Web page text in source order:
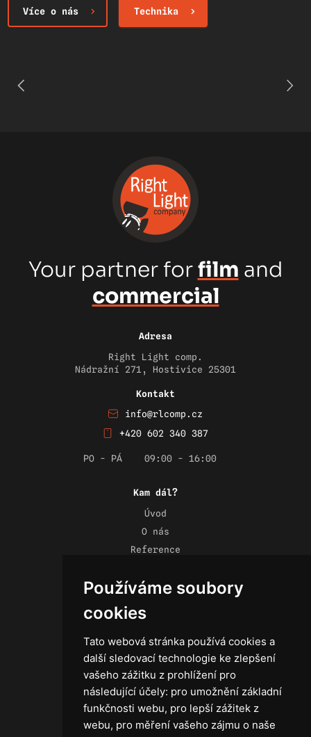
Používáme soubory
cookies
Tato webová stránka používá cookies a
další sledovací technologie ke zlepšení
vašeho zážitku z prohlížení pro
následující účely: pro umožnění základní
funkčnosti webu, pro lepší zážitek z
webu, pro měření vašeho zájmu o naše
Více o nás Technika
Your partner forfilm and
commercial
Adresa
Right Light comp.
Nádražní 271, Hostivice 25301
Kontakt
info@rlcomp.cz
+420 602 340 387
PO - PÁ 09:00 - 16:00
Kam dál?
Úvod
O nás
Reference
Kontakt
Obchodní podmínky
Zásady ochrany osobních údajů
Technika
Světla
Příslušenství ke světlům